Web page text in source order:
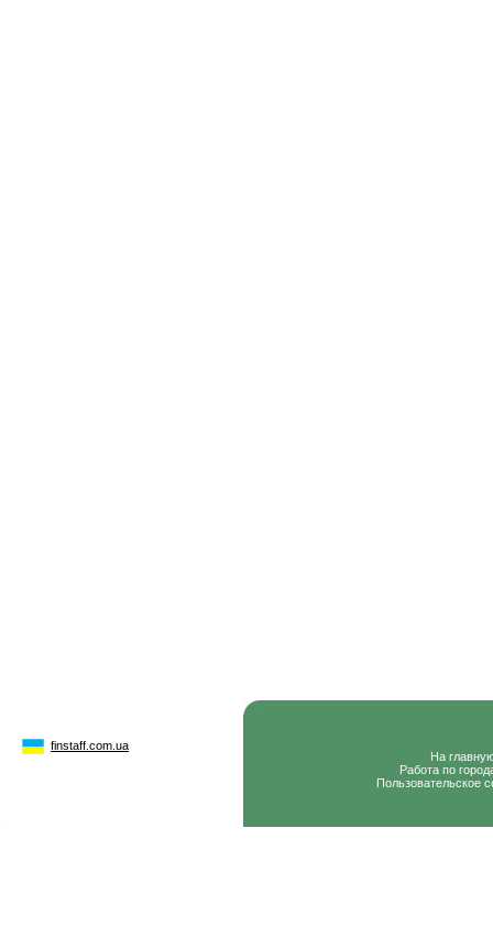
finstaff.com.ua
На
Работа по
Пользовательское